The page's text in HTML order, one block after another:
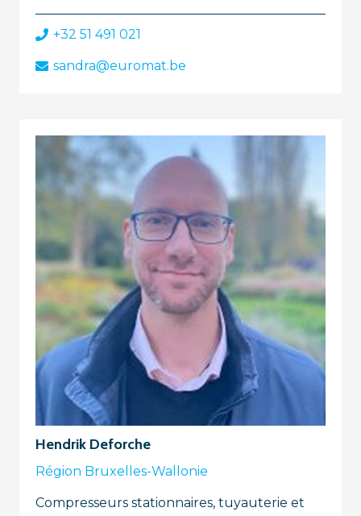
+32 51 491 021
sandra@euromat.be
Hendrik Deforche
Région Bruxelles-Wallonie
Compresseurs stationnaires, tuyauterie et